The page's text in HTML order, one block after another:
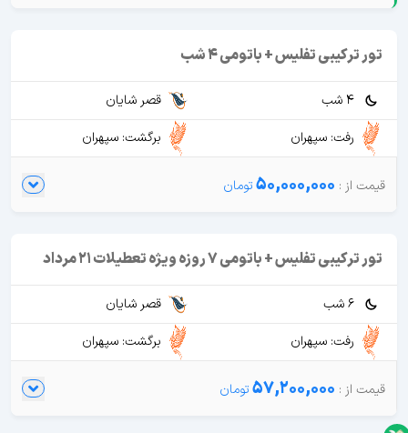
تور ترکیبی تفلیس + باتومی 4 شب
4 شب
قصر شایان
رفت: سپهران
برگشت: سپهران
50,000,000
تور ترکیبی تفلیس + باتومی 7 روزه ویژه تعطیلات 21 مرداد
6 شب
قصر شایان
رفت: سپهران
برگشت: سپهران
57,200,000